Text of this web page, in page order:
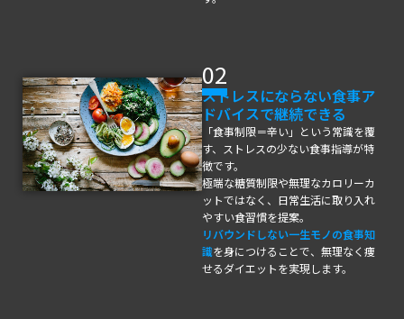
02
ストレスにならない食事ア
ドバイスで継続できる
「食事制限＝辛い」という常識を覆
す、ストレスの少ない食事指導が特
徴です。
極端な糖質制限や無理なカロリーカ
ットではなく、日常生活に取り入れ
やすい食習慣を提案。
リバウンドしない一生モノの食事知
識を身につけることで、無理なく痩
せるダイエットを実現します。